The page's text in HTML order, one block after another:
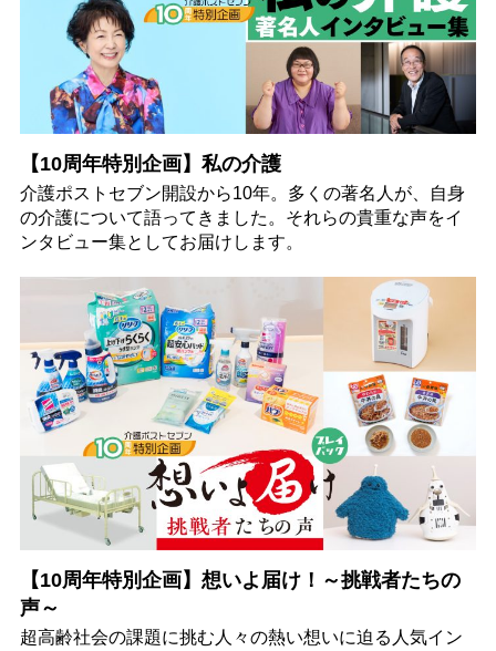
【10周年特別企画】私の介護
介護ポストセブン開設から10年。多くの著名人が、自身
の介護について語ってきました。それらの貴重な声をイ
ンタビュー集としてお届けします。
【10周年特別企画】想いよ届け！～挑戦者たちの
声～
超高齢社会の課題に挑む人々の熱い想いに迫る人気イン